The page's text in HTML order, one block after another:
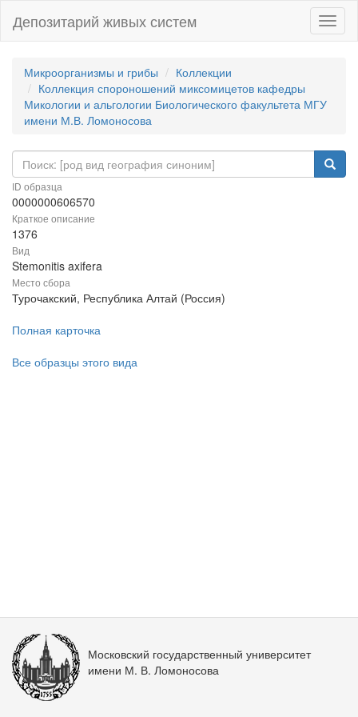
Депозитарий живых систем
Микроорганизмы и грибы
Коллекции
Коллекция спороношений миксомицетов кафедры
Микологии и альгологии Биологического факультета МГУ
имени М.В. Ломоносова
ID образца
0000000606570
Краткое описание
1376
Вид
Stemonitis axifera
Место сбора
Турочакский, Республика Алтай (Россия)
Полная карточка
Все образцы этого вида
Московский государственный университет
имени М. В. Ломоносова